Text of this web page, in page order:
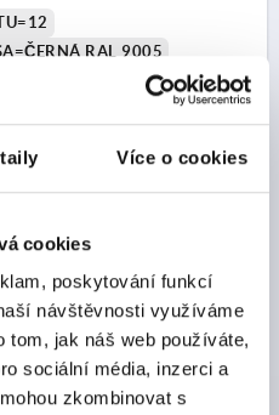
Více o cookies
cookies
poskytování funkcí
návštěvnosti využíváme
tom, jak náš web používáte,
sociální média, inzerci a
zkombinovat s
RAL 9005
STRUKTURA
H=28,5
DRŽADLA=74,5
B=10,1
DETAILY